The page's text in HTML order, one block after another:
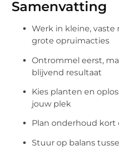
Samenvatting
Werk in kleine, vaste
grote opruimacties
Ontrommel eerst,
blijvend resultaat
Kies planten en
jouw plek
Plan onderhoud kort
Stuur op balans